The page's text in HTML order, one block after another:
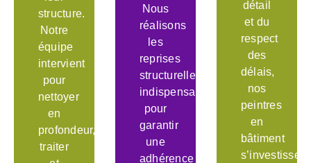
structure.
Notre
équipe
intervient
pour
nettoyer
en
profondeur,
traiter
Nous
réalisons
les
reprises
structurelles
indispensables
pour
garantir
une
adhérence
détail
et du
respect
des
délais,
nos
peintres
en
bâtiment
s’investissent